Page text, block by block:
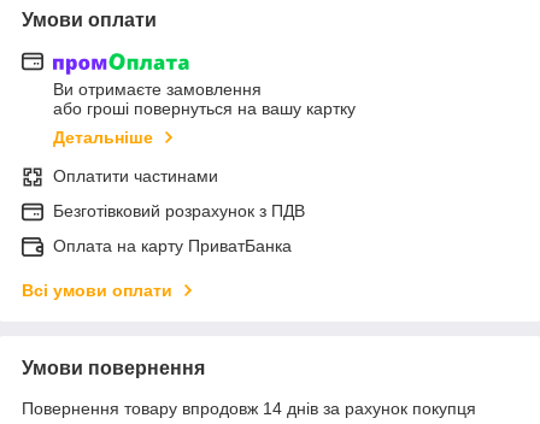
Умови оплати
Ви отримаєте замовлення
або гроші повернуться на вашу картку
Детальніше
Оплатити частинами
Безготівковий розрахунок з ПДВ
Оплата на карту ПриватБанка
Всі умови оплати
Умови повернення
Повернення товару впродовж 14 днів за рахунок покупця